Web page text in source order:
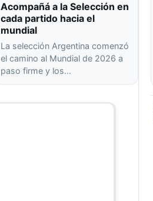
Acompañá a la Selección en
cada partido hacia el
mundial
La selección Argentina comenzó
el camino al Mundial de 2026 a
paso firme y los…